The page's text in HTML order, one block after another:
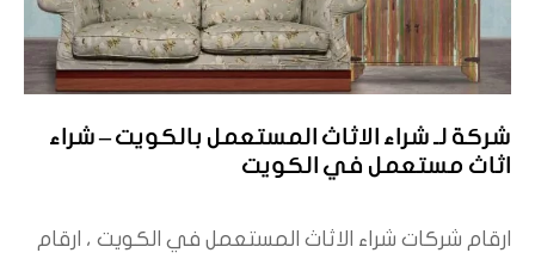
شركة لـ شراء الاثاث المستعمل بالكويت – شراء
اثاث مستعمل في الكويت
ارقام شركات شراء الاثاث المستعمل في الكويت ، ارقام